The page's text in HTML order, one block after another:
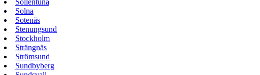
Sollentuna
Solna
Sotenäs
Stenungsund
Stockholm
Strängnäs
Strömsund
Sundbyberg